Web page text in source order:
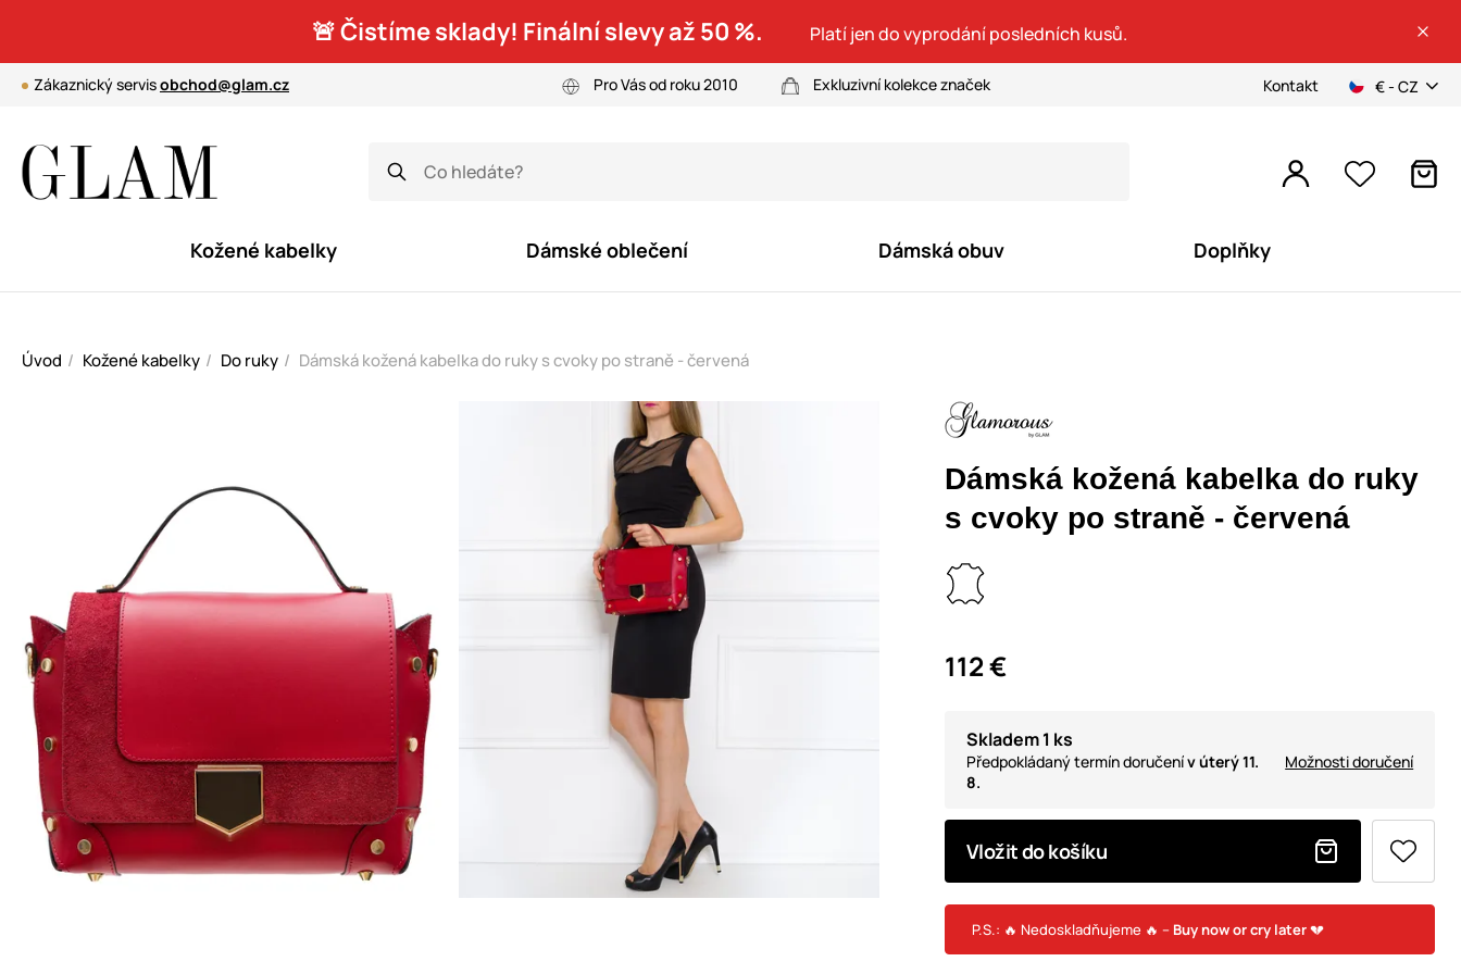
🚨 Čistíme sklady! Finální slevy až 50 %. Platí jen do vyprodání posledních kusů.
Zákaznický servisobchod@glam.cz Pro Vás od roku 2010 Exkluzivní kolekce značek Kontakt € - CZ
Kožené kabelky Dámské oblečení Dámská obuv Doplňky
Úvod Kožené kabelky Do ruky Dámská kožená kabelka do ruky s cvoky po straně - červená
Dámská kožená kabelka do ruky
s cvoky po straně - červená
112 €
Skladem 1 ks
Předpokládaný termín doručenív úterý 11.
8.
Možnosti doručení
Vložit do košíku
P.S.: 🔥 Nedoskladňujeme 🔥 – Buy now or cry later💔